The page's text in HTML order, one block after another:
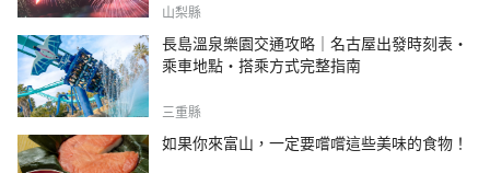
山梨縣
長島溫泉樂園交通攻略｜名古屋出發時刻表・
乘車地點・搭乘方式完整指南
三重縣
如果你來富山，一定要嚐嚐這些美味的食物！